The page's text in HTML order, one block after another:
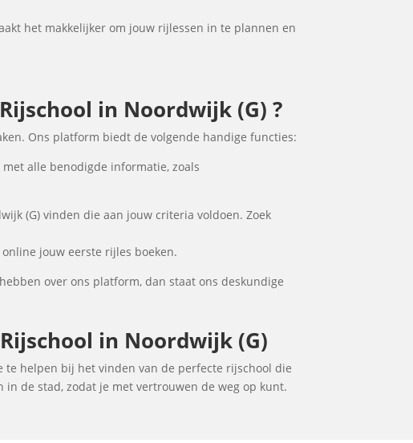
het makkelijker om jouw rijlessen in te plannen en
in Noordwijk (G) ?
Ons platform biedt de volgende handige functies:
alle benodigde informatie, zoals
(G) vinden die aan jouw criteria voldoen. Zoek
jouw eerste rijles boeken.
over ons platform, dan staat ons deskundige
in Noordwijk (G)
helpen bij het vinden van de perfecte rijschool die
de stad, zodat je met vertrouwen de weg op kunt.